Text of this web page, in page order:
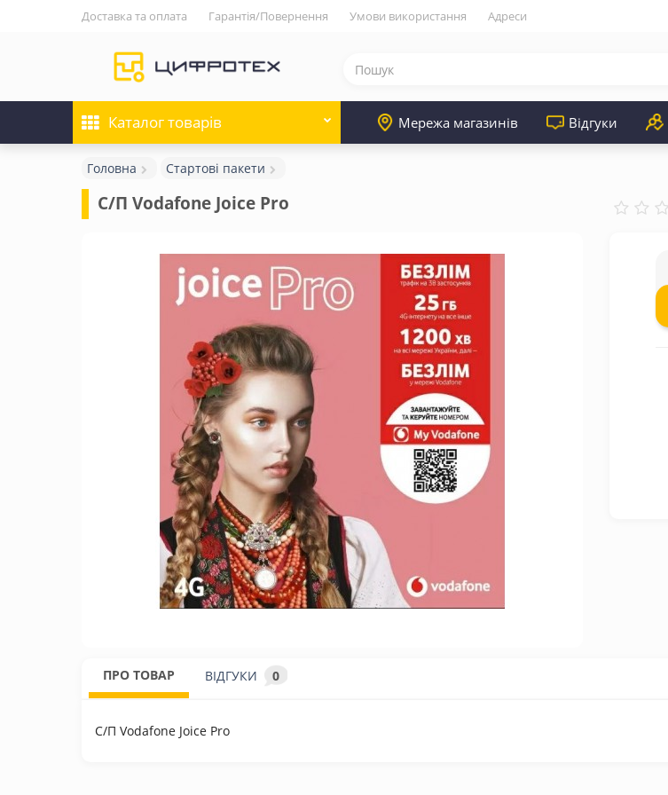
Доставка та оплата Гарантія/Повернення Умови використання Адреси
Каталогтоварів Мережа магазинів Відгуки
Головна Стартові пакети
С/П Vodafone Joice Pro
ПРО ТОВАР ВІДГУКИ 0
С/П Vodafone Joice Pro